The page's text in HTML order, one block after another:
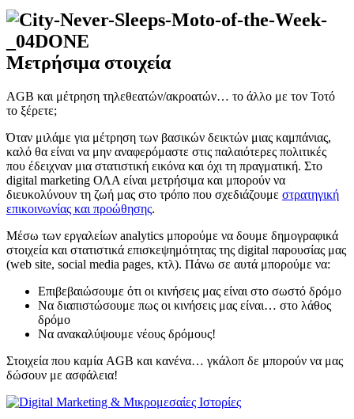
Μετρήσιμα στοιχεία
AGB και μέτρηση τηλεθεατών/ακροατών… το άλλο με τον Τοτό
το ξέρετε;
Όταν μιλάμε για μέτρηση των βασικών δεικτών μιας καμπάνιας,
καλό θα είναι να μην αναφερόμαστε στις παλαιότερες πολιτικές
που έδειχναν μια στατιστική εικόνα και όχι τη πραγματική. Στο
digital marketing ΟΛΑ είναι μετρήσιμα και μπορούν να
διευκολύνουν τη ζωή μας στο τρόπο που σχεδιάζουμε στρατηγική
επικοινωνίας και προώθησης.
Μέσω των εργαλείων analytics μπορούμε να δουμε δημογραφικά
στοιχεία και στατιστικά επισκεψημότητας της digital παρουσίας μας
(web site, social media pages, κτλ). Πάνω σε αυτά μπορούμε να:
Επιβεβαιώσουμε ότι οι κινήσεις μας είναι στο σωστό δρόμο
Να διαπιστώσουμε πως οι κινήσεις μας είναι… στο λάθος
δρόμο
Να ανακαλύψουμε νέους δρόμους!
Στοιχεία που καμία AGB και κανένα… γκάλοπ δε μπορούν να μας
δώσουν με ασφάλεια!